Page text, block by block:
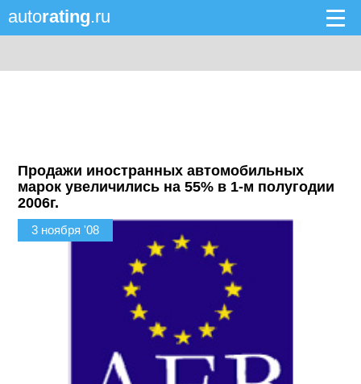
autorating.ru
Продажи иностранных автомобильных
марок увеличились на 55% в 1-м полугодии
2006г.
3 ноября '08